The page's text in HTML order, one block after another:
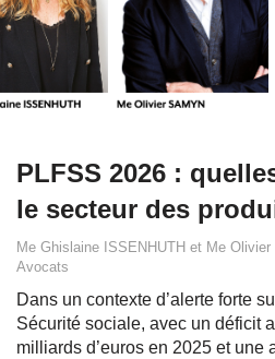
PLFSS 2026 :
le secteur des
Me Ghislaine ISSENHUTH et Me
Avocats
Dans un contexte d’alerte forte
Sécurité sociale, avec un déficit
milliards d’euros en 2025 et une